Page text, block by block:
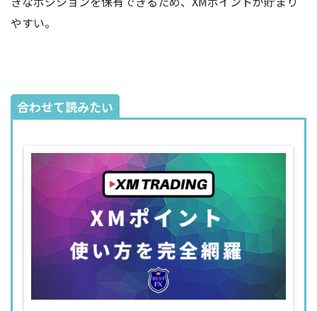
やすい。
合わせて読みたい